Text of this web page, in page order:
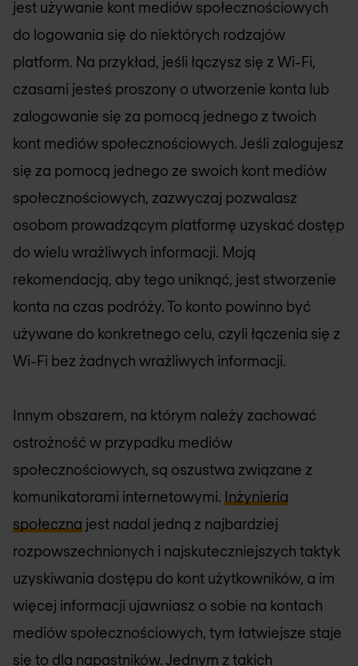
jest używanie kont mediów społecznościowych
do logowania się do niektórych rodzajów
platform. Na przykład, jeśli łączysz się z Wi-Fi,
czasami jesteś proszony o utworzenie konta lub
zalogowanie się za pomocą jednego z twoich
kont mediów społecznościowych. Jeśli zalogujesz
się za pomocą jednego ze swoich kont mediów
społecznościowych, zazwyczaj pozwalasz
osobom prowadzącym platformę uzyskać dostęp
do wielu wrażliwych informacji. Moją
rekomendacją, aby tego uniknąć, jest stworzenie
konta na czas podróży. To konto powinno być
używane do konkretnego celu, czyli łączenia się z
Wi-Fi bez żadnych wrażliwych informacji.
Innym obszarem, na którym należy zachować
ostrożność w przypadku mediów
społecznościowych, są oszustwa związane z
komunikatorami internetowymi. Inżynieria
społeczna jest nadal jedną z najbardziej
rozpowszechnionych i najskuteczniejszych taktyk
uzyskiwania dostępu do kont użytkowników, a im
więcej informacji ujawniasz o sobie na kontach
mediów społecznościowych, tym łatwiejsze staje
się to dla napastników. Jednym z takich